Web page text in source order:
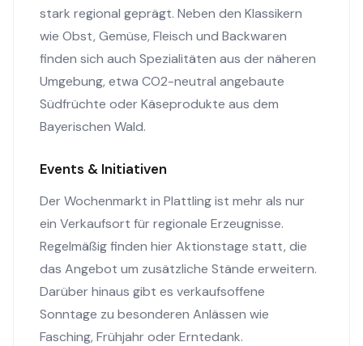
stark regional geprägt. Neben den Klassikern
wie Obst, Gemüse, Fleisch und Backwaren
finden sich auch Spezialitäten aus der näheren
Umgebung, etwa CO2-neutral angebaute
Südfrüchte oder Käseprodukte aus dem
Bayerischen Wald.
Events & Initiativen
Der Wochenmarkt in Plattling ist mehr als nur
ein Verkaufsort für regionale Erzeugnisse.
Regelmäßig finden hier Aktionstage statt, die
das Angebot um zusätzliche Stände erweitern.
Darüber hinaus gibt es verkaufsoffene
Sonntage zu besonderen Anlässen wie
Fasching, Frühjahr oder Erntedank.